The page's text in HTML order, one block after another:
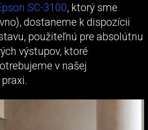
SC-3100, ktorý sme
dostaneme k dispozícii
použiteľnú pre absolútnu
výstupov, ktoré
v našej